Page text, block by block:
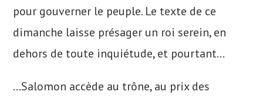
pour gouverner le peuple. Le texte de ce
dimanche laisse présager un roi serein, en
dehors de toute inquiétude, et pourtant…
…Salomon accède au trône, au prix des